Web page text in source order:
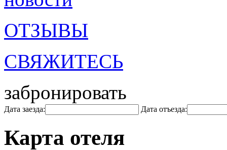
ОТЗЫВЫ
СВЯЖИТЕСЬ
забронировать
Дата заезда: Дата отъезда:
Карта отеля